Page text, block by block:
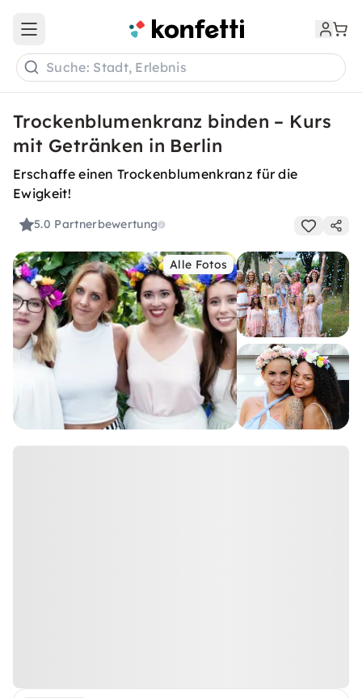
Open main menu
Suche: Stadt, Erlebnis
Trockenblumenkranz binden – Kurs
mit Getränken in Berlin
Erschaffe einen Trockenblumenkranz für die
Ewigkeit!
5.0 Partnerbewertung
Alle Fotos